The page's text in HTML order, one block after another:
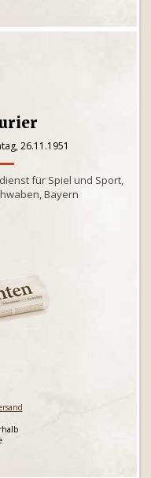
26.11.1951
für Spiel und Sport,
Bayern